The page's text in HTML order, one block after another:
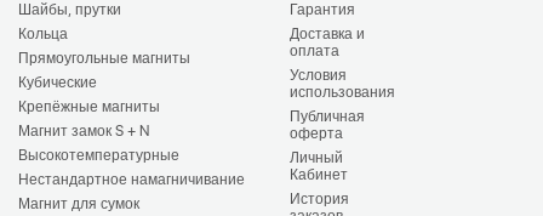
Шайбы, прутки
Кольца
Прямоугольные магниты
Кубические
Крепёжные магниты
Магнит замок S + N
Высокотемпературные
Нестандартное намагничивание
Магнит для сумок
Гарантия
Доставка и
оплата
Условия
использования
Публичная
оферта
Личный
Кабинет
История